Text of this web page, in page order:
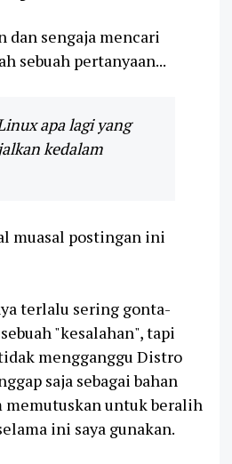
dan sengaja mencari
sebuah pertanyaan...
apa lagi yang
kedalam
muasal postingan ini
terlalu sering gonta-
"kesalahan", tapi
mengganggu Distro
saja sebagai bahan
memutuskan untuk beralih
ini saya gunakan.